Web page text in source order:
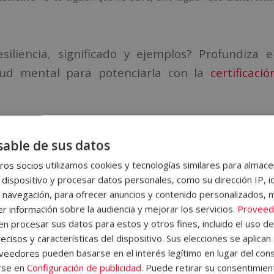
significado y ejemplos? Profundiza
mental para potenciarla con la
y resiliencia: tabla comparativa
no son lo mismo. La principal
presión sin romperse, mientras que la segunda consiste en
entre ambas:
Resiliencia
de soportar una situación
Capacidad de adaptarse y crecer
de sus datos
socios utilizamos cookies y tecnologías similares para
dispositivo y procesar datos personales, como su dirección IP,
para ofrecer anuncios y contenido personalizados,
información sobre la audiencia y mejorar los servicios.
procesar sus datos para estos y otros fines, incluido el uso
y características del dispositivo. Sus elecciones se
pueden basarse en el interés legítimo en lugar del
en Configuración de publicidad. Puede retirar su